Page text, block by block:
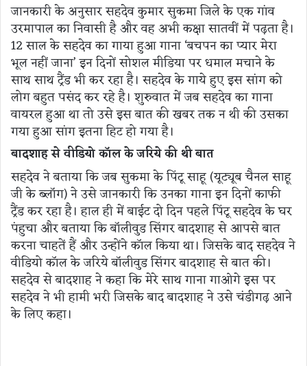
जानकारी के अनुसार सहदेव कुमार सुकमा जिले के एक गांव
उरमापाल का निवासी है और वह अभी कक्षा सातवीं में पढ़ता है।
12 साल के सहदेव का गाया हुआ गाना ‘बचपन का प्यार मेरा
भूल नहीं जाना’ इन दिनों सोशल मीडिया पर धमाल मचाने के
साथ साथ ट्रैंड भी कर रहा है। सहदेव के गाये हुए इस सांग को
लोग बहुत पसंद कर रहे है। शुरुवात में जब सहदेव का गाना
वायरल हुआ था तो उसे इस बात की खबर तक न थी की उसका
गया हुआ सांग इतना हिट हो गया है।
बादशाह से वीडियो कॉल के जरिये की थी बात
सहदेव ने बताया कि जब सुकमा के पिंटू साहू (यूट्यूब चैनल साहू
जी के ब्लॉग) ने उसे जानकारी कि उनका गाना इन दिनों काफी
ट्रैंड कर रहा है। हाल ही में बाईट दो दिन पहले पिंटू सहदेव के घर
पंहुचा और बताया कि बॉलीवुड सिंगर बादशाह से आपसे बात
करना चाहतें हैं और उन्होंने कॉल किया था। जिसके बाद सहदेव ने
वीडियो कॉल के जरिये बॉलीवुड सिंगर बादशाह से बात की।
सहदेव से बादशाह ने कहा कि मेरे साथ गाना गाओगे इस पर
सहदेव ने भी हामी भरी जिसके बाद बादशाह ने उसे चंडीगढ़ आने
के लिए कहा।